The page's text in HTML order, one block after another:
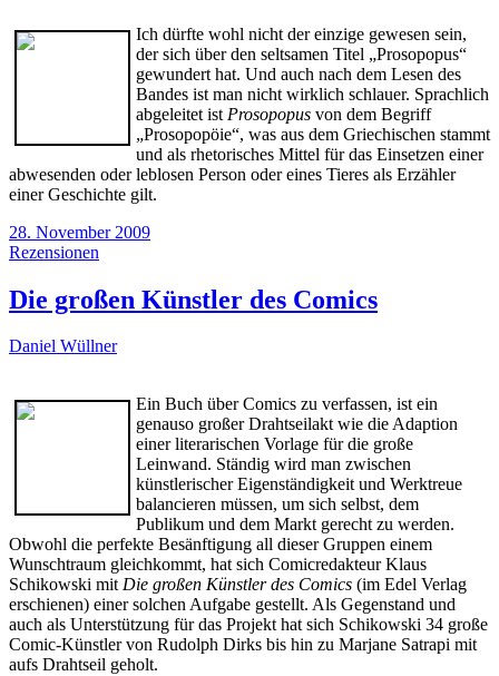
Ich dürfte wohl nicht der einzige gewesen sein,
der sich über den seltsamen Titel „Prosopopus“
gewundert hat. Und auch nach dem Lesen des
Bandes ist man nicht wirklich schlauer. Sprachlich
abgeleitet ist Prosopopus von dem Begriff
„Prosopopöie“, was aus dem Griechischen stammt
und als rhetorisches Mittel für das Einsetzen einer
abwesenden oder leblosen Person oder eines Tieres als Erzähler
einer Geschichte gilt.
28. November 2009
Rezensionen
Die großen Künstler des Comics
Daniel Wüllner
Ein Buch über Comics zu verfassen, ist ein
genauso großer Drahtseilakt wie die Adaption
einer literarischen Vorlage für die große
Leinwand. Ständig wird man zwischen
künstlerischer Eigenständigkeit und Werktreue
balancieren müssen, um sich selbst, dem
Publikum und dem Markt gerecht zu werden.
Obwohl die perfekte Besänftigung all dieser Gruppen einem
Wunschtraum gleichkommt, hat sich Comicredakteur Klaus
Schikowski mitDie großen Künstler des Comics (im Edel Verlag
erschienen) einer solchen Aufgabe gestellt. Als Gegenstand und
auch als Unterstützung für das Projekt hat sich Schikowski 34 große
Comic-Künstler von Rudolph Dirks bis hin zu Marjane Satrapi mit
aufs Drahtseil geholt.